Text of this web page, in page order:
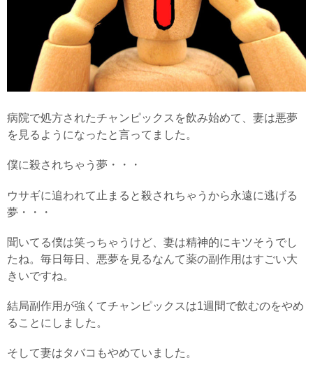
病院で処方されたチャンピックスを飲み始めて、妻は悪夢
を見るようになったと言ってました。
僕に殺されちゃう夢・・・
ウサギに追われて止まると殺されちゃうから永遠に逃げる
夢・・・
聞いてる僕は笑っちゃうけど、妻は精神的にキツそうでし
たね。毎日毎日、悪夢を見るなんて薬の副作用はすごい大
きいですね。
結局副作用が強くてチャンピックスは1週間で飲むのをやめ
ることにしました。
そして妻はタバコもやめていました。